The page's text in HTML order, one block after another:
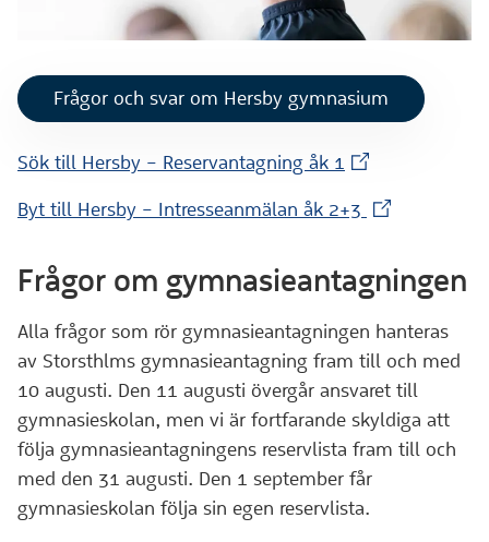
Frågor och svar om Hersby gymnasium
Sök till Hersby – Reservantagning åk 1 (Extern
Byt till Hersby – Intresseanmälan åk 2+3 (Extern
Frågor om gymnasieantagningen
Alla frågor som rör gymnasieantagningen hanteras
av Storsthlms gymnasieantagning fram till och med
10 augusti. Den 11 augusti övergår ansvaret till
gymnasieskolan, men vi är fortfarande skyldiga att
följa gymnasieantagningens reservlista fram till och
med den 31 augusti. Den 1 september får
gymnasieskolan följa sin egen reservlista.